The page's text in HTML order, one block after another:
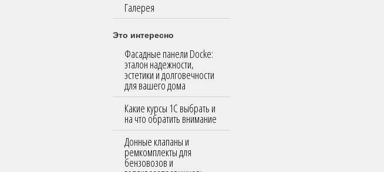
Галерея
Это интересно
Фасадные панели Docke:
эталон надежности,
эстетики и долговечности
для вашего дома
Какие курсы 1С выбрать и
на что обратить внимание
Донные клапаны и
ремкомплекты для
бензовозов и